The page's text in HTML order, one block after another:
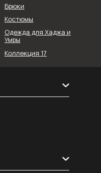
Коллекция 17
Брюки
Костюмы
Одежда для Хаджа и
Умры